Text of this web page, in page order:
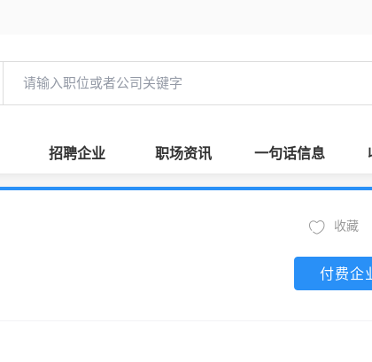
招聘企业 职场资讯 一句话信息
收藏
付费企